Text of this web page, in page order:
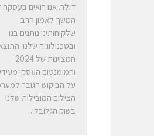
דולר. אנו רואים בעסקה
המשך לאמון הרב
שלקוחותינו נותנים בנו
ובטכנולוגיה שלנו.
המצוינות של 2024
והמומנטום העסקי
על הביקוש הגובר
הצילום המובילות שלנו
בשוק הגלובלי.